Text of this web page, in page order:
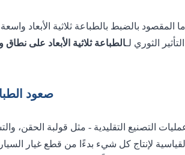
الثوري لـالطباعة ثلاثية الأبعاد على نطاق
صعود